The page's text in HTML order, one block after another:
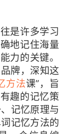
是许多学习
地记住海量
力的关键。
牌，深知这
方法课”，旨
趣的记忆策
记忆原理与
记忆方法的